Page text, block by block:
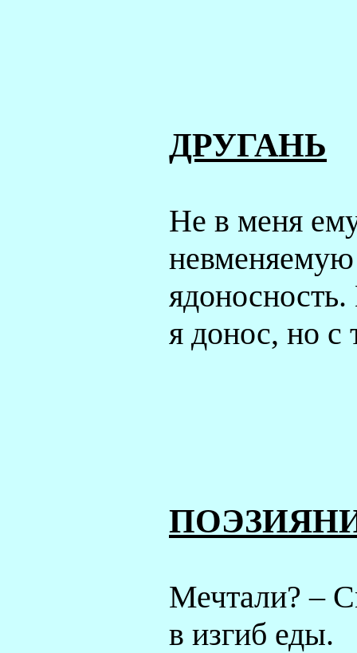
ДРУГАНЬ
Не в меня
невменяемую
я донос, но
Мечтали? –
в изгиб еды.